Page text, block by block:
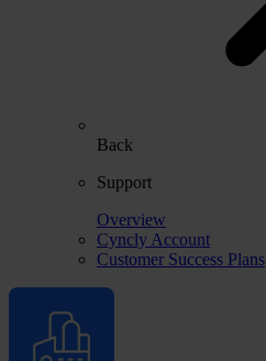
Back
Support
Overview
Cyncly Account
Customer Success Plans